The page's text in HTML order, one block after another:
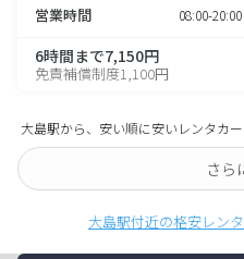
営業時間 08:00-20:00
6時間まで7,150円
免責補償制度1,100円
大島駅から、安い順に安いレンタカー
さら
大島駅付近の格安レン